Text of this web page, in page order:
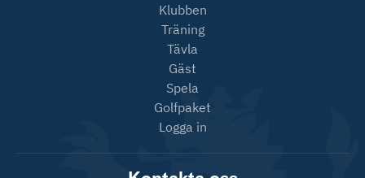
Klubben
Träning
Tävla
Gäst
Spela
Golfpaket
Logga in